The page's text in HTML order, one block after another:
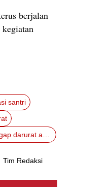
berjalan
santri
tanggap darurat aceh
Tim Redaksi